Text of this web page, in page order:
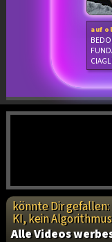
auf
könnte Dir
KI, kein
Alle Videos